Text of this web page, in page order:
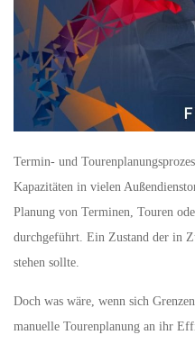
Termin- und
Kapazitäten in vielen
Planung von Terminen, Touren
durchgeführt. Ein Zustand der in
stehen sollte.
Doch was wäre, wenn sich
manuelle Tourenplanung an ihr